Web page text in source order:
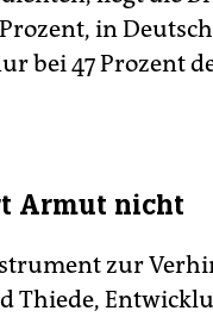
in
bei 47 Prozent
Armut nicht
zur
Thiede,